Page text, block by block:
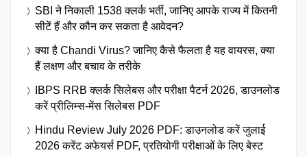
SBI ने निकाली 1538 क्लर्क भर्ती, जानिए आपके राज्य में कितनी
सीटें हैं और कौन कर सकता है आवेदन?
क्या है Chandi Virus? जानिए कैसे फैलता है यह वायरस, क्या
हैं लक्षण और बचाव के तरीके
IBPS RRB क्लर्क सिलेबस और परीक्षा पैटर्न 2026, डाउनलोड
करें प्रीलिम्स-मेंस सिलेबस PDF
Hindu Review July 2026 PDF: डाउनलोड करें जुलाई
2026 करेंट अफेयर्स PDF, प्रतियोगी परीक्षाओं के लिए बेस्ट